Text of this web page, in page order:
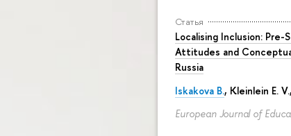
Статья
Localising Inclusion: Pre-
Attitudes and
Russia
Iskakova B., Kleinlein E. V.,
European Journal of